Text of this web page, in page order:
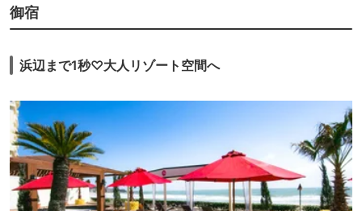
御宿
浜辺まで1秒♡大人リゾート空間へ